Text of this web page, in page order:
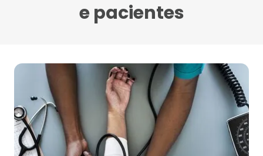
e pacientes